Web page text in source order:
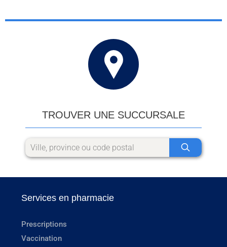
TROUVER UNE SUCCURSALE
Services en pharmacie
Prescriptions
Vaccination